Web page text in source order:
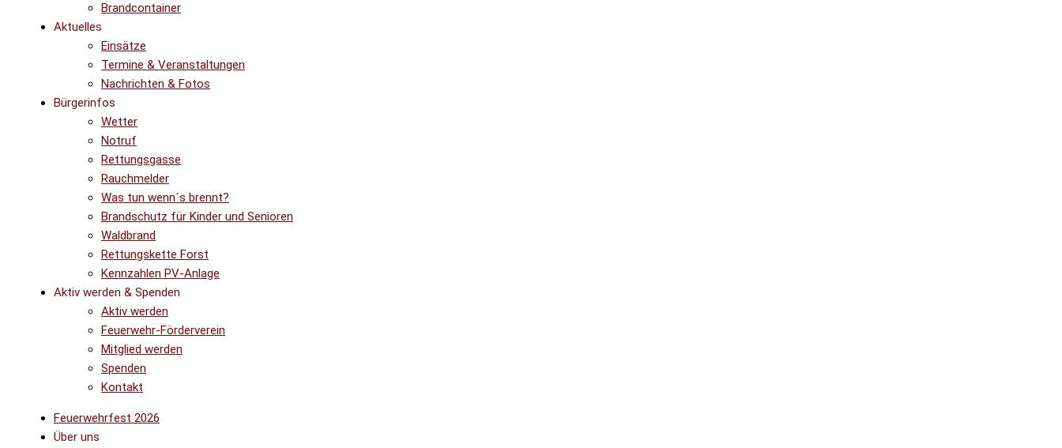
Brandcontainer
Aktuelles
Einsätze
Termine & Veranstaltungen
Nachrichten & Fotos
Bürgerinfos
Wetter
Notruf
Rettungsgasse
Rauchmelder
Was tun wenn´s brennt?
Brandschutz für Kinder und Senioren
Waldbrand
Rettungskette Forst
Kennzahlen PV-Anlage
Aktiv werden & Spenden
Aktiv werden
Feuerwehr-Förderverein
Mitglied werden
Spenden
Kontakt
Feuerwehrfest 2026
Über uns